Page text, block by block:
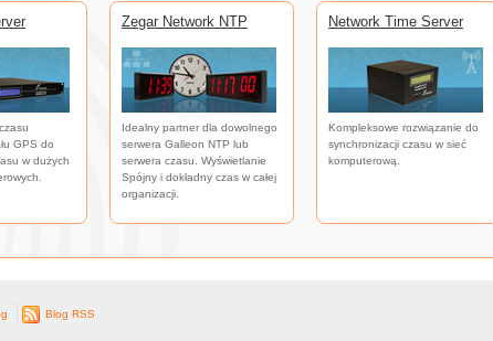
GPS do
w dużych
Zegar Network NTP
Idealny partner dla dowolnego
serwera Galleon NTP lub
serwera czasu. Wyświetlanie
Spójny i dokładny czas w całej
organizacji.
Network Time Server
Kompleksowe rozwiązanie do
synchronizacji czasu w sieć
komputerową.
Blog RSS